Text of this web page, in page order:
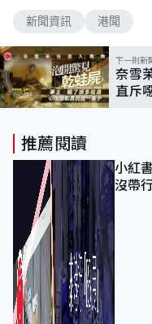
新聞資訊 港聞
下一則新
奈雪
直斥
推薦閱讀
小紅
沒帶